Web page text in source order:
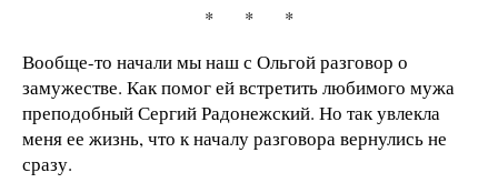
* * *
Вообще-то начали мы наш с Ольгой разговор о
замужестве. Как помог ей встретить любимого мужа
преподобный Сергий Радонежский. Но так увлекла
меня ее жизнь, что к началу разговора вернулись не
сразу.